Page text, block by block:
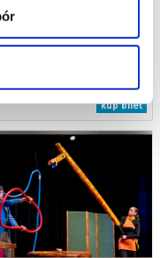
05.10.2026, Warszawa
kup bilet